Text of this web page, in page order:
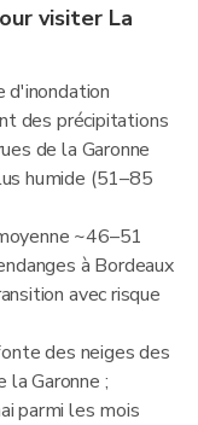
visiter La
d'inondation
des précipitations
de la Garonne
humide (51–85
~46–51
à Bordeaux
avec risque
des neiges des
Garonne ;
parmi les mois